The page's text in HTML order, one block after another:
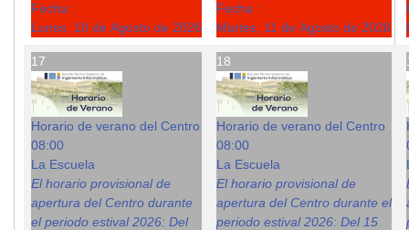
Fecha :
Lunes, 10 de Agosto de 2026
Fecha :
Martes, 11 de Agosto de 2026
17
Horario de verano del Centro
08:00
La Escuela
El horario provisional de
apertura del Centro durante
el periodo estival 2026: Del
18
Horario de verano del Centro
08:00
La Escuela
El horario provisional de
apertura del Centro durante el
periodo estival 2026: Del 15